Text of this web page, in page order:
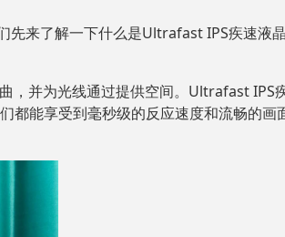
来了解一下什么是Ultrafast IPS疾速液
，并为光线通过提供空间。Ultrafast IPS
都能享受到毫秒级的反应速度和流畅的画